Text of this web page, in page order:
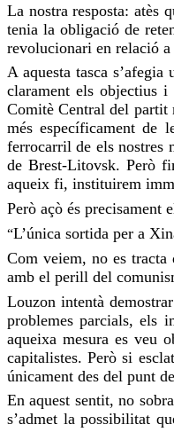
La nostra resposta: atès
tenia la obligació de
revolucionari en relació a
A aquesta tasca
clarament els objectius
Comitè Central del partit
més específicament de
ferrocarril de els nostres
de Brest-Litovsk. Però
aqueix fi, instituirem
Però açò és precisament
“L’única sortida per a
Com veiem, no es
amb el perill del
Louzon intentà
problemes parcials, els
aqueixa mesura es veu
capitalistes. Però si
únicament des del punt
En aquest sentit, no
s’admet la possibilitat